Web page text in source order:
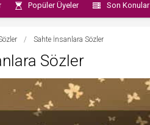
Popüler Üyeler Son Konular
/ Sahte İnsanlara Sözler
Sözler